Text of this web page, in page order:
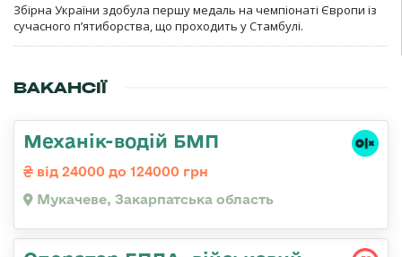
Збірна України здобула першу медаль на чемпіонаті Європи із
сучасного п’ятиборства, що проходить у Стамбулі.
ВАКАНСІЇ
Механік-водій БМП
від 24000 до 124000 грн
Мукачеве, Закарпатська область